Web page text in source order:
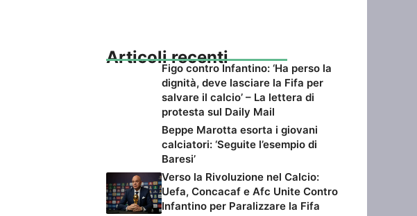
Articoli recenti
Figo contro Infantino: ‘Ha perso la
dignità, deve lasciare la Fifa per
salvare il calcio’ – La lettera di
protesta sul Daily Mail
Beppe Marotta esorta i giovani
calciatori: ‘Seguite l’esempio di
Baresi’
Verso la Rivoluzione nel Calcio:
Uefa, Concacaf e Afc Unite Contro
Infantino per Paralizzare la Fifa